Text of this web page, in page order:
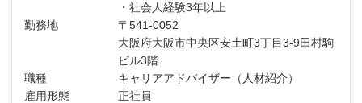
・社会人経験3年以上
勤務地
〒541-0052
大阪府大阪市中央区安土町3丁目3-9田村駒
ビル3階
職種
キャリアアドバイザー（人材紹介）
雇用形態
正社員